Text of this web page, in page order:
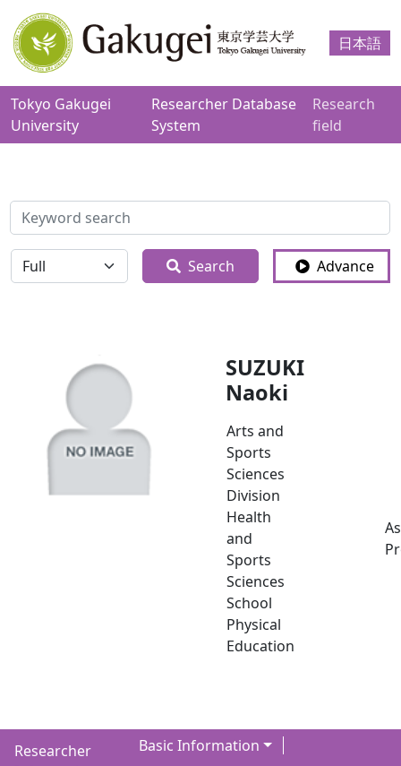
日本語
Tokyo Gakugei
University
Researcher Database
System
Research
field
検索
全体 Search Advance
SUZUKI
Naoki
Arts and
Sports
Sciences
Division
Health
and
Sports
Sciences
School
Physical
Education
Researcher
Basic Information